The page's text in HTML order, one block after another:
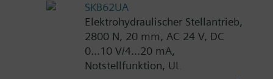
SKB62UA
Elektrohydraulischer Stellantrieb,
2800 N, 20 mm, AC 24 V, DC
0...10 V/4...20 mA,
Notstellfunktion, UL